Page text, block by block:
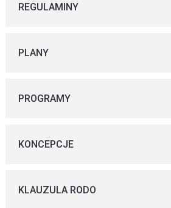
REGULAMINY
PLANY
PROGRAMY
KONCEPCJE
KLAUZULA RODO